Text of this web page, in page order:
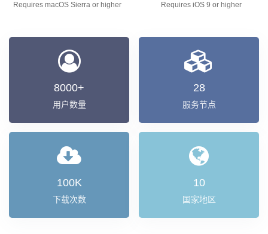
Requires macOS Sierra or higher Requires iOS 9 or higher
8000+
用户数量
28
服务节点
100K
下载次数
10
国家地区